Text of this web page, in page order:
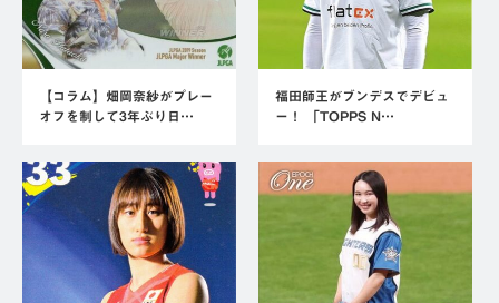
【コラム】畑岡奈紗がプレー
オフを制して3年ぶり日…
福田師王がブンデスでデビュ
ー！ 「TOPPS N…